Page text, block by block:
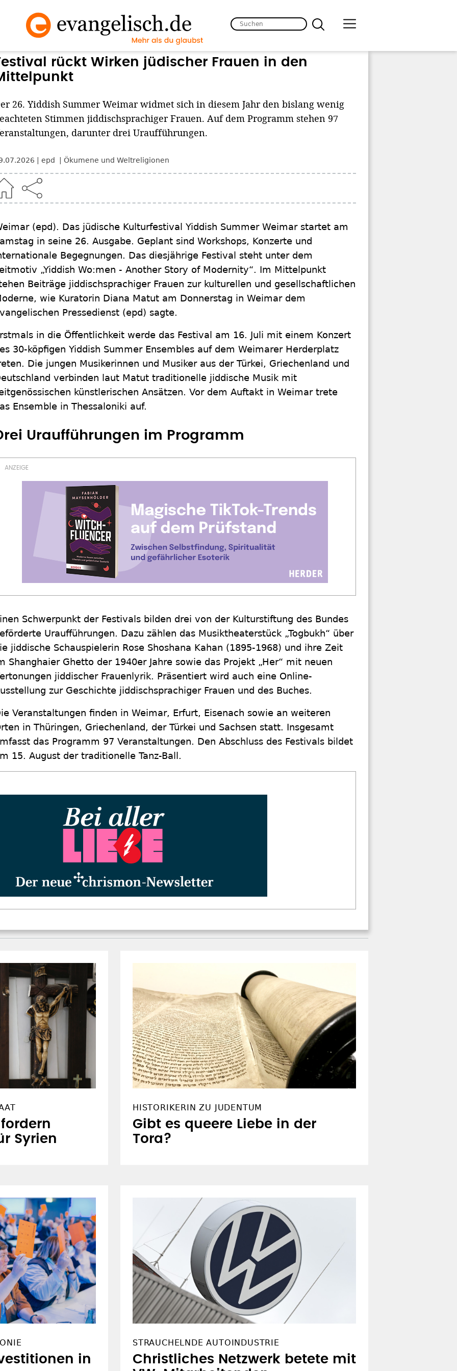
rückt Wirken jüdischer Frauen in den
26. Yiddish Summer Weimar widmet sich in diesem Jahr den bislang wenig
Stimmen jiddischsprachiger Frauen. Auf dem Programm stehen 97
darunter drei Uraufführungen.
epd Ökumene und Weltreligionen
(epd). Das jüdische Kulturfestival Yiddish Summer Weimar startet am
in seine 26. Ausgabe. Geplant sind Workshops, Konzerte und
Begegnungen. Das diesjährige Festival steht unter dem
„Yiddish Wo:men - Another Story of Modernity“. Im Mittelpunkt
Beiträge jiddischsprachiger Frauen zur kulturellen und gesellschaftlichen
wie Kuratorin Diana Matut am Donnerstag in Weimar dem
Pressedienst (epd) sagte.
in die Öffentlichkeit werde das Festival am 16. Juli mit einem Konzert
30-köpfigen Yiddish Summer Ensembles auf dem Weimarer Herderplatz
Die jungen Musikerinnen und Musiker aus der Türkei, Griechenland und
verbinden laut Matut traditionelle jiddische Musik mit
künstlerischen Ansätzen. Vor dem Auftakt in Weimar trete
Ensemble in Thessaloniki auf.
Uraufführungen im Programm
Schwerpunkt der Festivals bilden drei von der Kulturstiftung des Bundes
Uraufführungen. Dazu zählen das Musiktheaterstück „Togbukh“ über
jiddische Schauspielerin Rose Shoshana Kahan (1895-1968) und ihre Zeit
Shanghaier Ghetto der 1940er Jahre sowie das Projekt „Her“ mit neuen
jiddischer Frauenlyrik. Präsentiert wird auch eine Online-
zur Geschichte jiddischsprachiger Frauen und des Buches.
Veranstaltungen finden in Weimar, Erfurt, Eisenach sowie an weiteren
in Thüringen, Griechenland, der Türkei und Sachsen statt. Insgesamt
das Programm 97 Veranstaltungen. Den Abschluss des Festivals bildet
15. August der traditionelle Tanz-Ball.
Syrien
HISTORIKERIN ZU JUDENTUM
Gibt es queere Liebe in der
Tora?
in
STRAUCHELNDE AUTOINDUSTRIE
Christliches Netzwerk betete mit